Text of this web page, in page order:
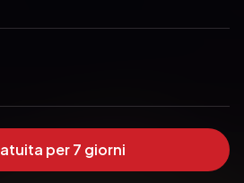
per 7 giorni